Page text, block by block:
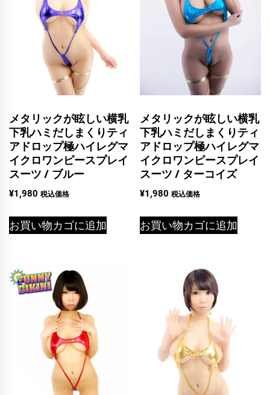
メタリックが眩しい横乳
下乳ハミだしまくりティ
アドロップ極ハイレグマ
イクロワンピースプレイ
スーツ / ブルー
¥1,980 税込価格
お買い物カゴに追加
メタリックが眩しい横乳
下乳ハミだしまくりティ
アドロップ極ハイレグマ
イクロワンピースプレイ
スーツ / ターコイズ
¥1,980 税込価格
お買い物カゴに追加